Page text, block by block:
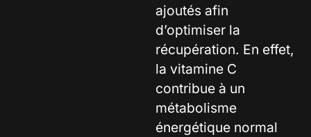
ajoutés afin
d’optimiser la
récupération. En effet,
la vitamine C
contribue à un
métabolisme
énergétique normal